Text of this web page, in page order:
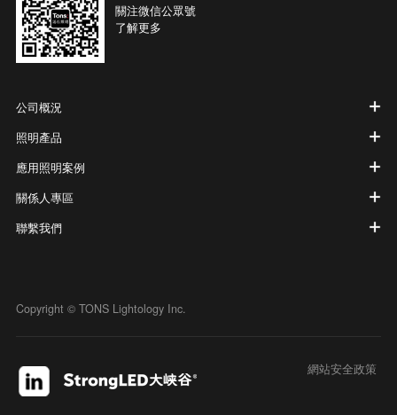
關注微信公眾號
了解更多
公司概況
照明產品
應用照明案例
關係人專區
聯繫我們
Copyright © TONS Lightology Inc.
網站安全政策